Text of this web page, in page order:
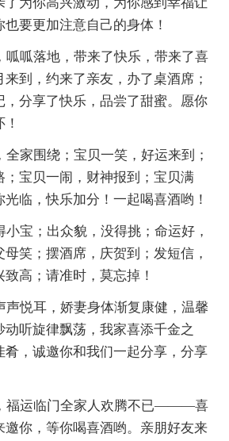
要更加注意自己的身体！
呱呱落地，带来了快乐，带来了喜
到，约来了亲友，办了桌酒席；
，分享了快乐，品尝了甜蜜。愿你
全家围绕；宝贝一笑，好运来到；
；宝贝一闹，财神报到；宝贝满
临，快乐加分！一起喝喜酒哟！
小宝；出众貌，没得挑；命运好，
笑；摆酒席，庆贺到；发短信，
高；请准时，莫忘掉！
声悦耳，娇妻身体渐复康健，温馨
听旋律飘荡，我家喜添千金之
肴，诚邀你和我们一起分享，分享
福运临门全家人欢腾不已———喜
邀你，等你喝喜酒哟。亲朋好友来